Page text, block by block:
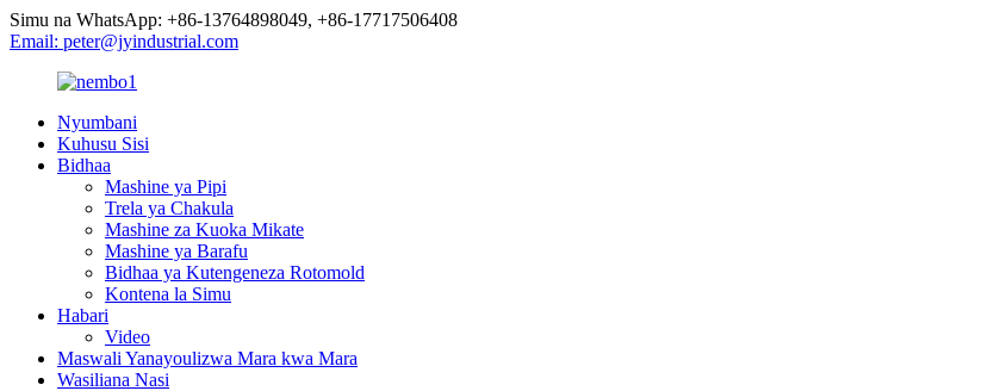
Simu na WhatsApp: +86-13764898049, +86-17717506408
Email: peter@jyindustrial.com
Nyumbani
Kuhusu Sisi
Bidhaa
Mashine ya Pipi
Trela ​​ya Chakula
Mashine za Kuoka Mikate
Mashine ya Barafu
Bidhaa ya Kutengeneza Rotomold
Kontena la Simu
Habari
Video
Maswali Yanayoulizwa Mara kwa Mara
Wasiliana Nasi